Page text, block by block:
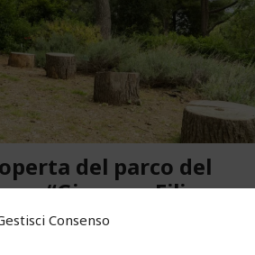
Consenso
del parco del
“Giacomo Filippo
a Costarainera